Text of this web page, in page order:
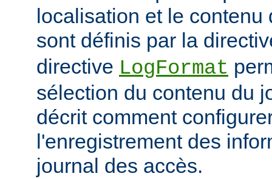
localisation et le
sont définis par la
directive LogFormat
sélection du contenu du
décrit comment
l'enregistrement des
journal des accès.